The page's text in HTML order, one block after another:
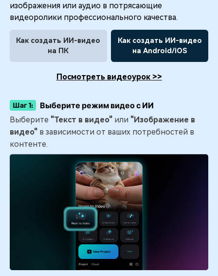
изображения или аудио в потрясающие
видеоролики профессионального качества.
Как создать ИИ-видео
на ПК
Как создать ИИ-видео
на Android/iOS
Посмотреть видеоурок >>
Шаг 1: Выберите режим видео с ИИ
Выберите "Текст в видео" или "Изображение в
видео" в зависимости от ваших потребностей в
контенте.